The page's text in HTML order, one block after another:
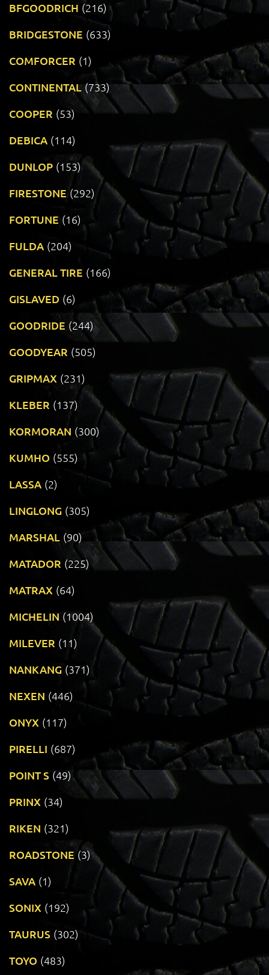
BFGOODRICH (216)
BRIDGESTONE (633)
COMFORCER (1)
CONTINENTAL (733)
COOPER (53)
DEBICA (114)
DUNLOP (153)
FIRESTONE (292)
FORTUNE (16)
FULDA (204)
GENERAL TIRE (166)
GISLAVED (6)
GOODRIDE (244)
GOODYEAR (505)
GRIPMAX (231)
KLEBER (137)
KORMORAN (300)
KUMHO (555)
LASSA (2)
LINGLONG (305)
MARSHAL (90)
MATADOR (225)
MATRAX (64)
MICHELIN (1004)
MILEVER (11)
NANKANG (371)
NEXEN (446)
ONYX (117)
PIRELLI (687)
POINT S (49)
PRINX (34)
RIKEN (321)
ROADSTONE (3)
SAVA (1)
SONIX (192)
TAURUS (302)
TOYO (483)